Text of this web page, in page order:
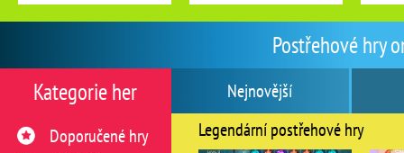
Postřehové hry
Nejnovější
Legendární postřehové hry
Kategorie her
Doporučené hry